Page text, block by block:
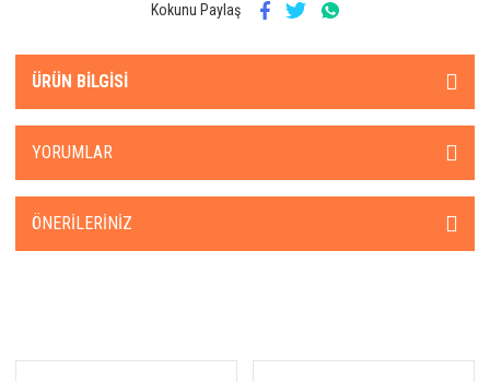
Kokunu Paylaş
ÜRÜN BILGISI
YORUMLAR
ÖNERILERINIZ